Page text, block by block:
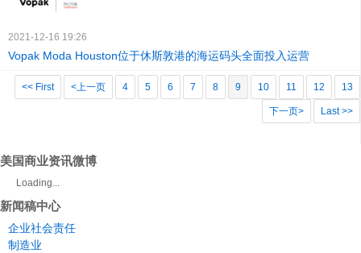
2021-12-16 19:26
Vopak Moda Houston位于休斯敦港的海运码头全面投入运营
<< First <上一页 4 5 6 7 8 9 10 11 12 13
下一页> Last >>
美国商业资讯微博
Loading...
新闻稿中心
企业社会责任
制造业